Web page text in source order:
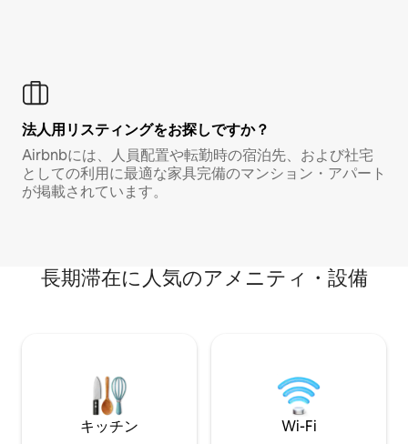
法人用リスティングをお探しですか？
Airbnbには、人員配置や転勤時の宿泊先、および社宅
としての利用に最適な家具完備のマンション・アパート
が掲載されています。
長期滞在に人気のアメニティ・設備
キッチン Wi-Fi